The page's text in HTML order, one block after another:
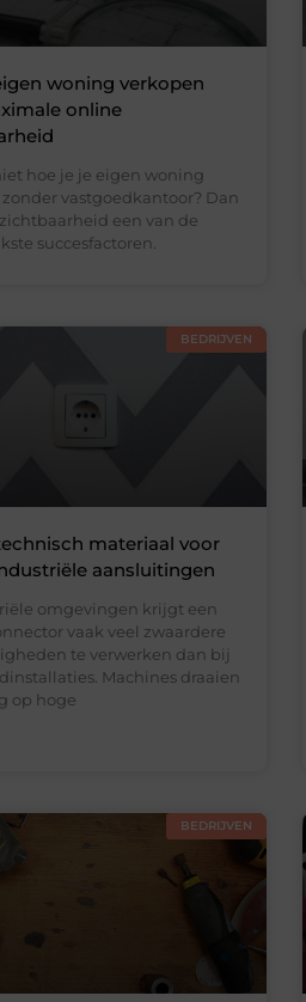
woning verkopen
online
hoe je je eigen woning
vastgoedkantoor? Dan
een van de
succesfactoren.
BEDRIJVEN
materiaal voor
aansluitingen
omgevingen krijgt een
vaak veel zwaardere
te verwerken dan bij
Machines draaien
op hoge
BEDRIJVEN